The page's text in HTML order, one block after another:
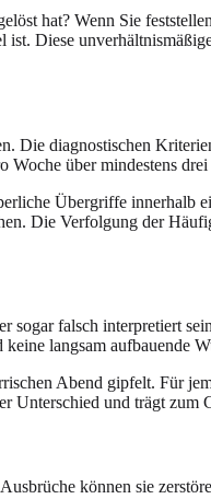
hat? Wenn Sie
Diese
Die diagnostischen
über mindestens
Übergriffe innerhalb
Die Verfolgung der
falsch interpretiert
langsam aufbauende
Abend gipfelt. Für
Unterschied und trägt zum
können sie